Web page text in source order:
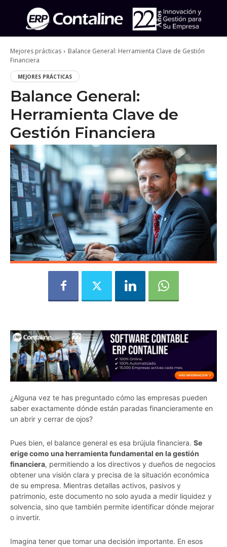
Mejores prácticas
Balance General: Herramienta Clave de Gestión
Financiera
MEJORES PRÁCTICAS
Balance General:
Herramienta Clave de
Gestión Financiera
¿Alguna vez te has preguntado cómo las empresas pueden
saber exactamente dónde están paradas financieramente en
un abrir y cerrar de ojos?
Pues bien, el balance general es esa brújula financiera. Se
erige como una herramienta fundamental en la gestión
financiera, permitiendo a los directivos y dueños de negocios
obtener una visión clara y precisa de la situación económica
de su empresa. Mientras detallas activos, pasivos y
patrimonio, este documento no solo ayuda a medir liquidez y
solvencia, sino que también permite identificar dónde mejorar
o invertir.
Imagina tener que tomar una decisión importante. En esos